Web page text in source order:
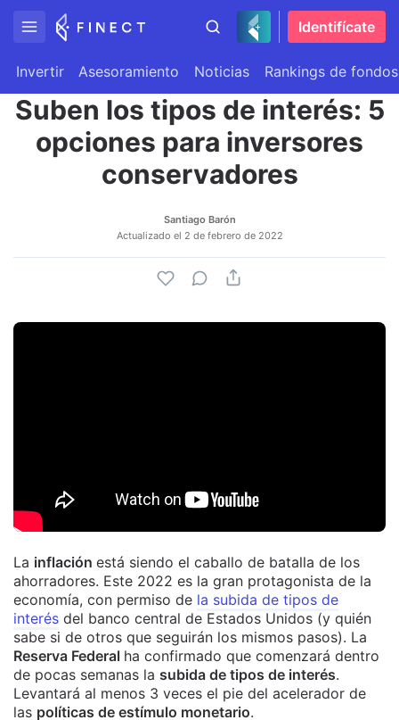
Identifícate
Invertir Asesoramiento Noticias Rankings de fondos
Suben los tipos de interés: 5
opciones para inversores
conservadores
Santiago Barón
Actualizado el 2 de febrero de 2022
La inflación está siendo el caballo de batalla de los
ahorradores. Este 2022 es la gran protagonista de la
economía, con permiso de la subida de tipos de
interés del banco central de Estados Unidos (y quién
sabe si de otros que seguirán los mismos pasos). La
Reserva Federal ha confirmado que comenzará dentro
de pocas semanas la subida de tipos de interés.
Levantará al menos 3 veces el pie del acelerador de
las políticas de estímulo monetario.